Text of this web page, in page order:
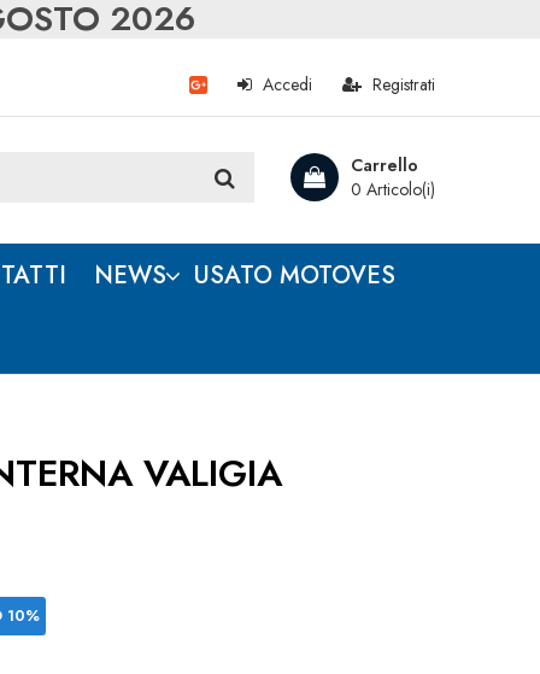
2026
Registrati
Accedi
Carrello
0 Articolo(i)
NEWS USATO MOTOVES
VALIGIA
10%